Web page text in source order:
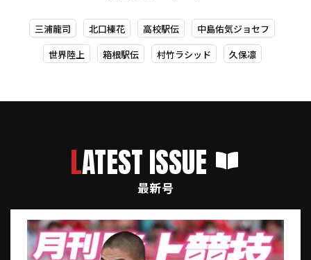
三浦龍司 北口榛花 高校駅伝 中島佑気ジョセフ
世界陸上 箱根駅伝 村竹ラシッド 久保凛
LATEST ISSUE
最新号